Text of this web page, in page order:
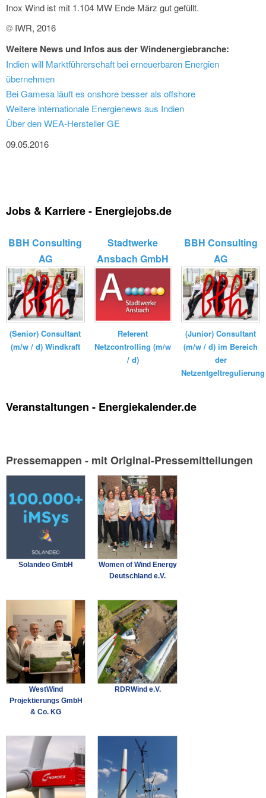
Inox Wind ist mit 1.104 MW Ende März gut gefüllt.
© IWR, 2016
Weitere News und Infos aus der Windenergiebranche:
Indien will Marktführerschaft bei erneuerbaren Energien
übernehmen
Bei Gamesa läuft es onshore besser als offshore
Weitere internationale Energienews aus Indien
Über den WEA-Hersteller GE
09.05.2016
Jobs & Karriere - Energiejobs.de
BBH Consulting
AG
(Senior) Consultant
(m/w / d) Windkraft
Stadtwerke
Ansbach GmbH
Referent
Netzcontrolling (m/w
/ d)
BBH Consulting
AG
(Junior) Consultant
(m/w / d) im Bereich
der
Netzentgeltregulierung
Veranstaltungen - Energiekalender.de
Pressemappen - mit Original-Pressemitteilungen
Solandeo GmbH
Women of Wind Energy
Deutschland e.V.
WestWind
Projektierungs GmbH
& Co. KG
RDRWind e.V.